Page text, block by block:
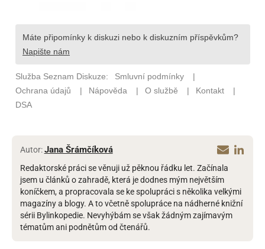
Autor: Jana Šrámčíková
Redaktorské práci se věnuji už pěknou řádku let. Začínala
jsem u článků o zahradě, která je dodnes mým největším
koníčkem, a propracovala se ke spolupráci s několika velkými
magazíny a blogy. A to včetně spolupráce na nádherné knižní
sérii Bylinkopedie. Nevyhýbám se však žádným zajímavým
tématům ani podnětům od čtenářů.